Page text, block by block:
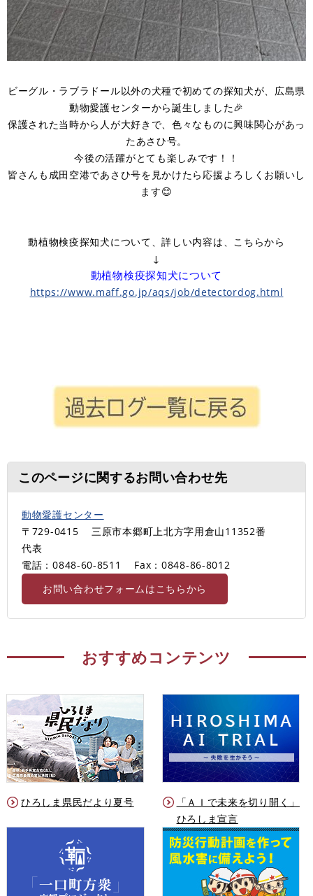
ビーグル・ラブラドール以外の犬種で初めての探知犬が、広島県
動物愛護センターから誕生しました🎉
保護された当時から人が大好きで、色々なものに興味関心があっ
たあさひ号。
今後の活躍がとても楽しみです！！
皆さんも成田空港であさひ号を見かけたら応援よろしくお願いし
ます😊
動植物検疫探知犬について、詳しい内容は、こちらから
↓
動植物検疫探知犬について
https://www.maff.go.jp/aqs/job/detectordog.html
このページに関するお問い合わせ先
動物愛護センター
〒729-0415
三原市本郷町上北方字用倉山11352番
代表
電話：0848-60-8511
Fax：0848-86-8012
お問い合わせフォームはこちらから
おすすめコンテンツ
ひろしま県民だより夏号
「ＡＩで未来を切り開く」
ひろしま宣言